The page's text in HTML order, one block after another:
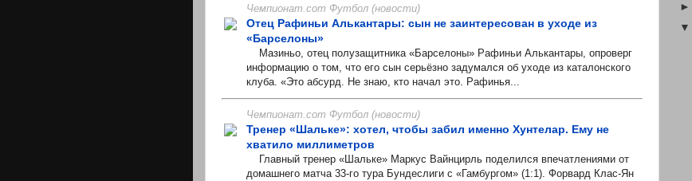
Чемпионат.com Футбол (новости)
Отец Рафиньи Алькантары: сын не заинтересован в уходе из
«Барселоны»
Мазиньо, отец полузащитника «Барселоны» Рафиньи Алькантары, опроверг
информацию о том, что его сын серьёзно задумался об уходе из каталонского
клуба. «Это абсурд. Не знаю, кто начал это. Рафинья...
Чемпионат.com Футбол (новости)
Тренер «Шальке»: хотел, чтобы забил именно Хунтелар. Ему не
хватило миллиметров
Главный тренер «Шальке» Маркус Вайнцирль поделился впечатлениями от
домашнего матча 33-го тура Бундеслиги с «Гамбургом» (1:1). Форвард Клас-Ян
►
▼